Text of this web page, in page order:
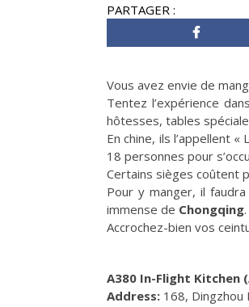
PARTAGER :
Vous avez envie de
Tentez l’expérience
hôtesses, tables
En chine, ils l’appellent
18 personnes pour
Certains sièges coûtent
Pour y manger, il
immense de Chongqing.
Accrochez-bien vos
A380 In-Flight Kitchen
Address: 168, Dingzhou